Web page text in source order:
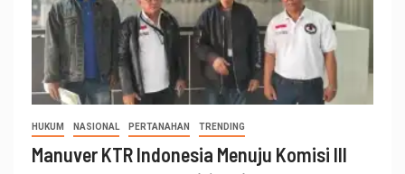
HUKUM NASIONAL PERTANAHAN TRENDING
Manuver KTR Indonesia Menuju Komisi III